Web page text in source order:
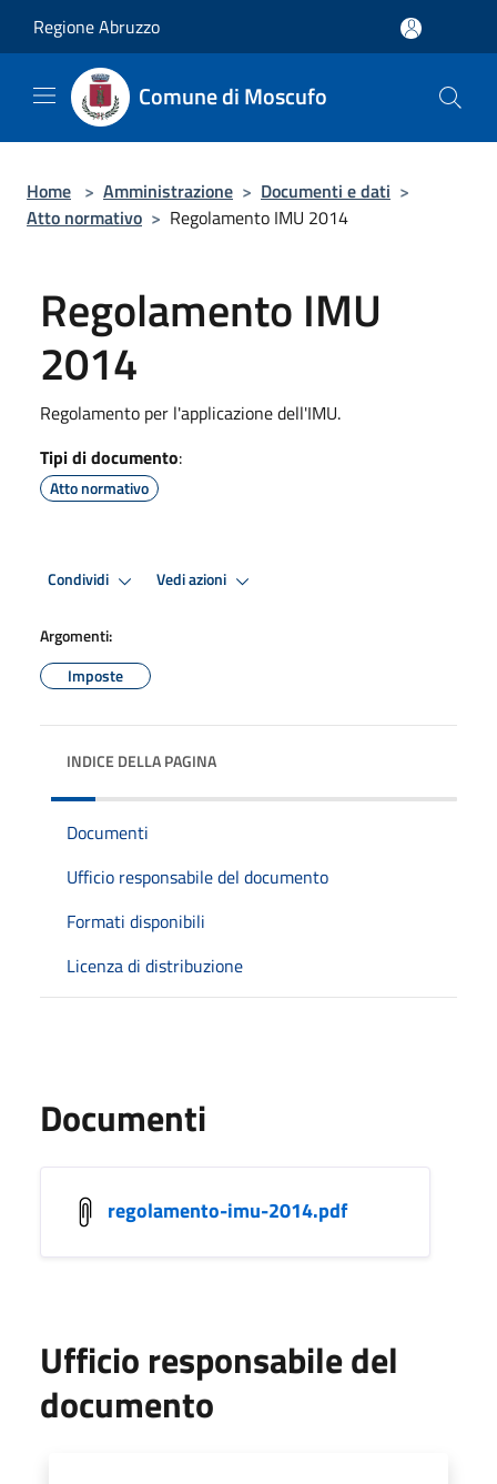
Regione Abruzzo
Comune di Moscufo
Home > Amministrazione > Documenti e dati >
Atto normativo > Regolamento IMU 2014
Regolamento IMU
2014
Regolamento per l'applicazione dell'IMU.
Tipi di documento:
Atto normativo
Condividi Vedi azioni
Argomenti:
Imposte
INDICE DELLA PAGINA
Documenti
Ufficio responsabile del documento
Formati disponibili
Licenza di distribuzione
Documenti
regolamento-imu-2014.pdf
Ufficio responsabile del
documento